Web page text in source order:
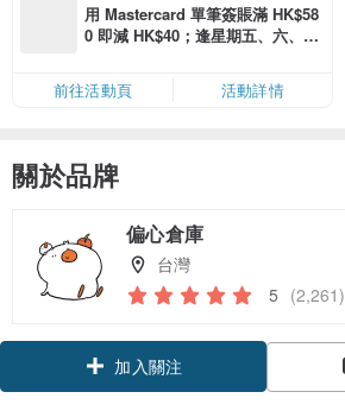
用 Mastercard 單筆簽賬滿 HK$58
0 即減 HK$40；逢星期五、六、日
限，額滿即止，僅限「常用信用
卡」結帳）
前往活動頁 活動詳情
關於品牌
偏心倉庫
台灣
5 (2,261)
加入關注